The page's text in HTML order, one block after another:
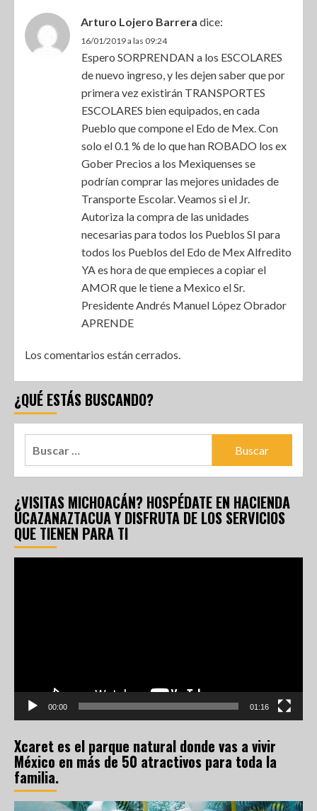
Arturo Lojero Barrera dice:
16/01/2019 a las 09:24
Espero SORPRENDAN a los ESCOLARES
de nuevo ingreso, y les dejen saber que por
primera vez existirán TRANSPORTES
ESCOLARES bien equipados, en cada
Pueblo que compone el Edo de Mex. Con
solo el 0.1 % de lo que han ROBADO los ex
Gober Precios a los Mexiquenses se
podrían comprar las mejores unidades de
Transporte Escolar. Veamos si el Jr.
Autoriza la compra de las unidades
necesarias para todos los Pueblos SI para
todos los Pueblos del Edo de Mex Alfredito
YA es hora de que empieces a copiar el
AMOR que le tiene a Mexico el Sr.
Presidente Andrés Manuel López Obrador
APRENDE
Los comentarios están cerrados.
¿QUÉ ESTÁS BUSCANDO?
¿VISITAS MICHOACÁN? HOSPÉDATE EN HACIENDA
UCAZANAZTACUA Y DISFRUTA DE LOS SERVICIOS
QUE TIENEN PARA TI
00:00 01:16
Xcaret es el parque natural donde vas a vivir
México en más de 50 atractivos para toda la
familia.